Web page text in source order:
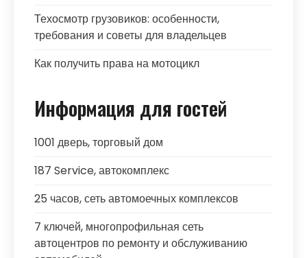
Техосмотр грузовиков: особенности,
требования и советы для владельцев
Как получить права на мотоцикл
Информация для гостей
1001 дверь, торговый дом
187 Service, автокомплекс
25 часов, сеть автомоечных комплексов
7 ключей, многопрофильная сеть
автоцентров по ремонту и обслуживанию